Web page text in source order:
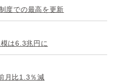
度での最高を更新
は6.3兆円に
月比1.3％減